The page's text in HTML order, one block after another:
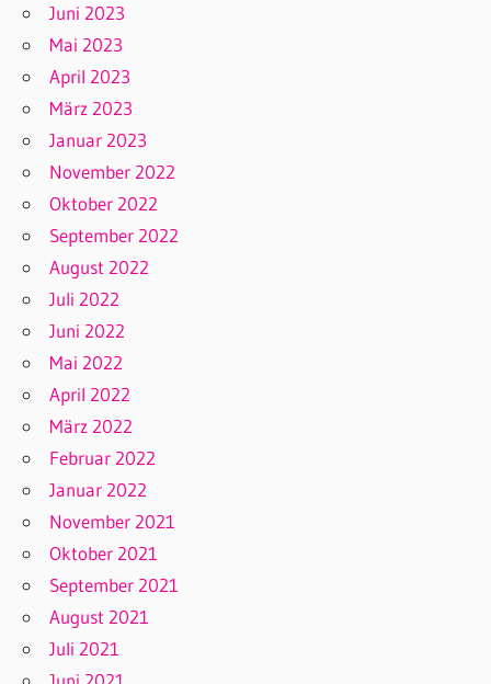
Juni 2023
Mai 2023
April 2023
März 2023
Januar 2023
November 2022
Oktober 2022
September 2022
August 2022
Juli 2022
Juni 2022
Mai 2022
April 2022
März 2022
Februar 2022
Januar 2022
November 2021
Oktober 2021
September 2021
August 2021
Juli 2021